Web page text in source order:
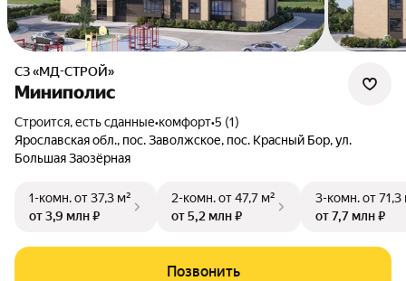
СЗ «МД-СТРОЙ»
Миниполис
Строится, есть сданные•комфорт•5 (1)
Ярославская обл., пос. Заволжское, пос. Красный Бор, ул.
Большая Заозёрная
1-комн.от 37,3 м²
от 3,9 млн ₽
2-комн.от 47,7 м²
от 5,2 млн ₽
3-комн.от 71,3
от 7,7 млн ₽
Позвонить